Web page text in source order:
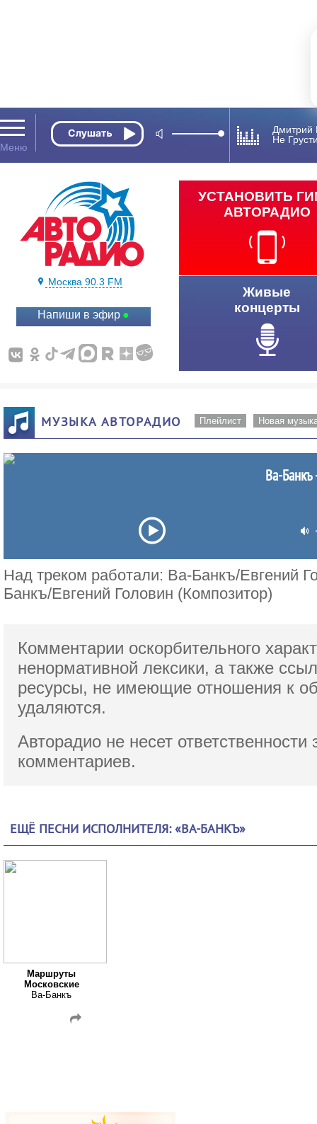
Дмитрий
Не
Москва 90.3 FM
Напиши в эфир
УСТАНОВИТЬ
АВТОРАДИО
Живые
концерты
МУЗЫКА АВТОРАДИО Плейлист Новая
Ва-Банкъ
Над треком работали: Ва-Банкъ/Евгений
Банкъ/Евгений Головин (Композитор)
Комментарии оскорбительного
ненормативной лексики, а также
ресурсы, не имеющие отношения к
удаляются.
Авторадио не несет ответственности
комментариев.
ЕЩЁ ПЕСНИ ИСПОЛНИТЕЛЯ: «ВА-БАНКЪ»
Маршруты
Московские
Ва-Банкъ